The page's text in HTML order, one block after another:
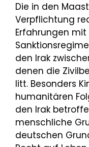
Die in den
Verpflichtung
Erfahrungen
den Irak
denen die
litt. Besonders
humanitären
den Irak
menschliche
deutschen